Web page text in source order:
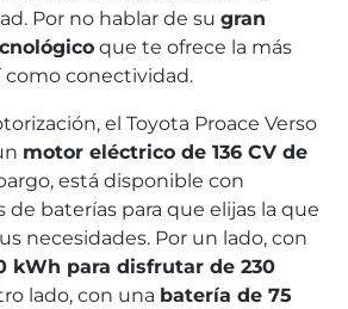
Por no hablar de su gran
que te ofrece la más
como conectividad.
el Toyota Proace Verso
motor eléctrico de 136 CV de
está disponible con
baterías para que elijas la que
necesidades. Por un lado, con
kWh para disfrutar de 230
lado, con una batería de 75